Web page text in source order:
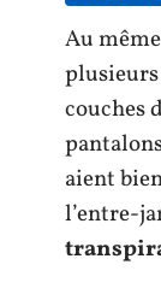
Au
couches
aient
l’entre-